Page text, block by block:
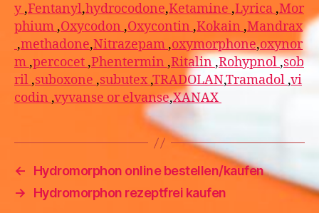
y ,Fentanyl,hydrocodone,Ketamine ,Lyrica ,Mor
phium ,Oxycodon ,Oxycontin ,Kokain ,Mandrax
,methadone,Nitrazepam ,oxymorphone,oxynor
m ,percocet ,Phentermin ,Ritalin,Rohypnol,sob
ril ,suboxone ,subutex,TRADOLAN,Tramadol ,vi
codin ,vyvanse or elvanse,XANAX
←
Hydromorphon online bestellen/kaufen
→
Hydromorphon rezeptfrei kaufen